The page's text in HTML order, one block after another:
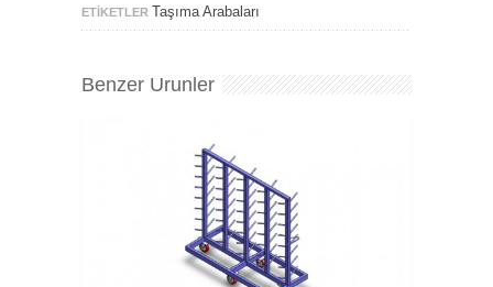
ETIKETLERTaşıma Arabaları
Benzer Urunler